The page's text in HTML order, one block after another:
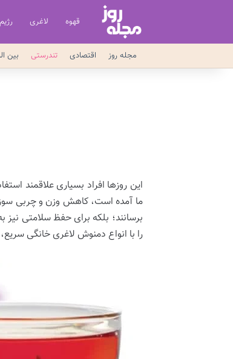
قهوه لاغری
مجله روز اقتصادی تندرستی بین
این روزها افراد بسیاری علاقمند
ما آمده‌ است، کاهش وزن و چربی
برسانند؛ بلکه برای حفظ سلامتی
را با انواع دمنوش لاغری خانگی